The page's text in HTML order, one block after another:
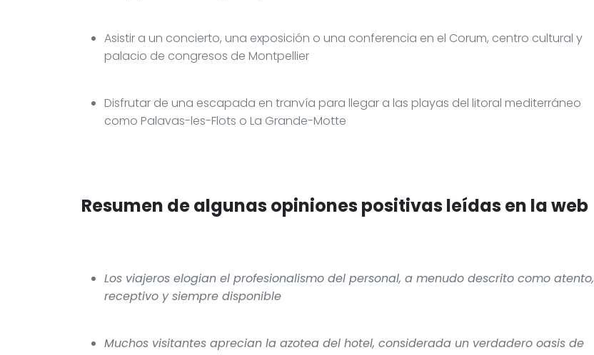
Asistir a un concierto, una exposición o una conferencia en el Corum, centro cultural y
palacio de congresos de Montpellier
Disfrutar de una escapada en tranvía para llegar a las playas del litoral mediterráneo
como Palavas-les-Flots o La Grande-Motte
Resumen de algunas opiniones positivas leídas en la web
Los viajeros elogian el profesionalismo del personal, a menudo descrito como atento,
receptivo y siempre disponible
Muchos visitantes aprecian la azotea del hotel, considerada un verdadero oasis de